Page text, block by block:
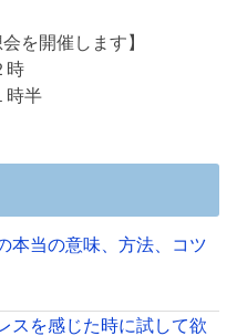
を開催します】
時
時半
本当の意味、方法、コツ
スを感じた時に試して欲